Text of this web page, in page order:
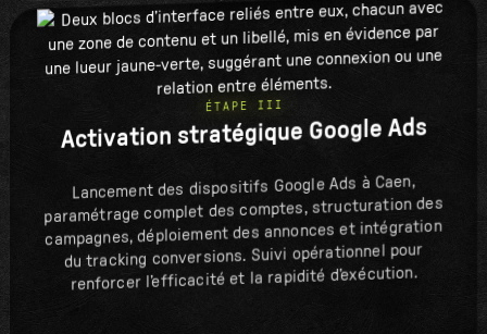
ÉTAPE III
Activation stratégique Google Ads
Lancement des dispositifs Google Ads à Caen,
paramétrage complet des comptes, structuration des
campagnes, déploiement des annonces et intégration
du tracking conversions. Suivi opérationnel pour
renforcer l’efficacité et la rapidité d’exécution.